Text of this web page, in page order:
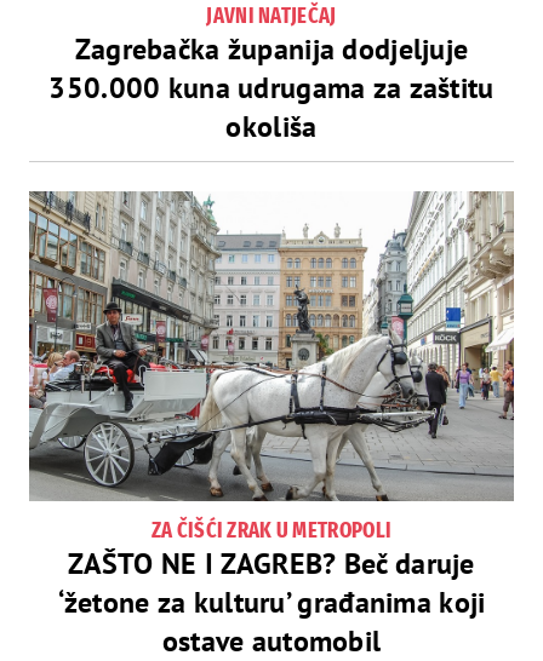
JAVNI NATJEČAJ
Zagrebačka županija dodjeljuje
350.000 kuna udrugama za zaštitu
okoliša
ZA ČIŠĆI ZRAK U METROPOLI
ZAŠTO NE I ZAGREB? Beč daruje
‘žetone za kulturu’ građanima koji
ostave automobil